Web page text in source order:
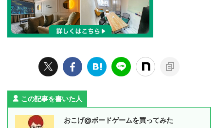
この記事を書いた人
おこげ@ボードゲームを買ってみた